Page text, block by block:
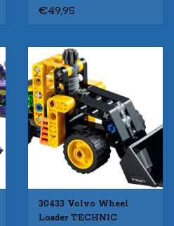
€49,95
30433 Volvo Wheel
Loader TECHNIC